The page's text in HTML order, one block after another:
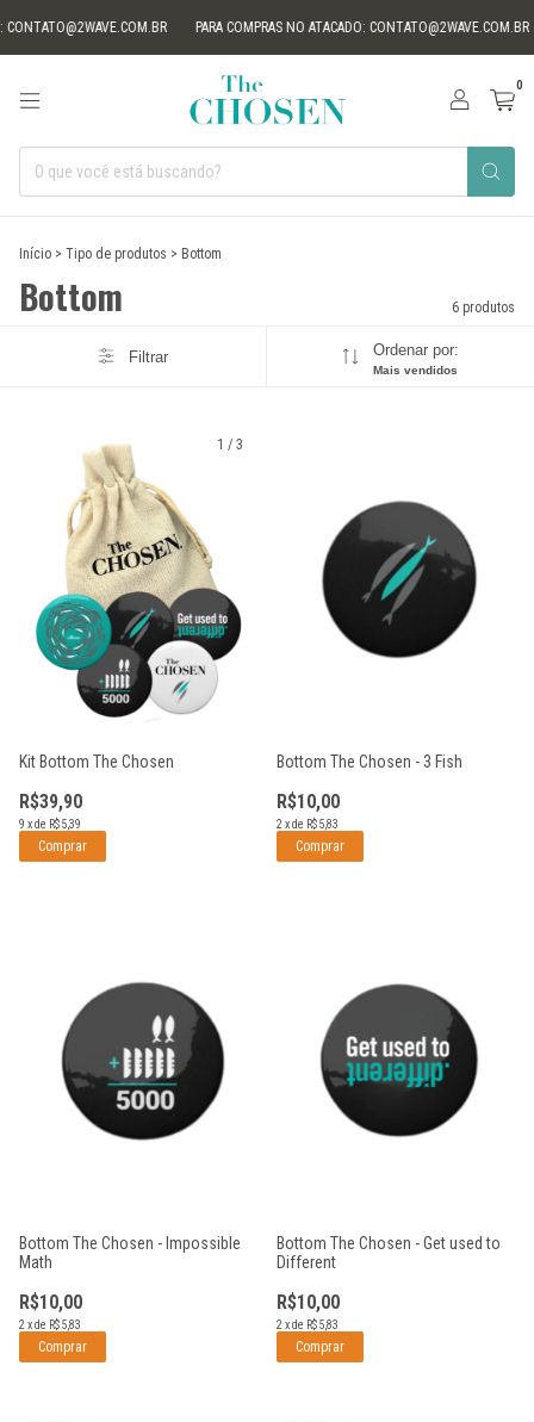
CONTATO@2WAVE.COM.BR PARA COMPRAS NO ATACADO:CONTATO@2WAVE.COM.BR
0
Início > Tipo de produtos > Bottom
Bottom 6 produtos
Filtrar Ordenar por:
Mais vendidos
1 / 3
Kit Bottom The Chosen
R$39,90
9 xde R$5,39
Bottom The Chosen - 3 Fish
R$10,00
2 xde R$5,83
Bottom The Chosen - Impossible
Math
R$10,00
2xde R$5,83
Bottom The Chosen - Get used to
Different
R$10,00
2xde R$5,83